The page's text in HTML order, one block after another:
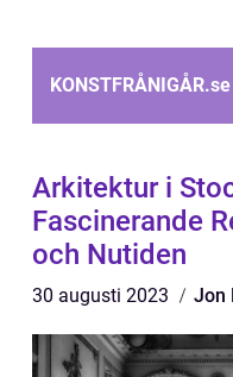
KONSTFRÅNIGÅR.se
Arkitektur i
Fascinerande
och Nutiden
30 augusti 2023 Jon